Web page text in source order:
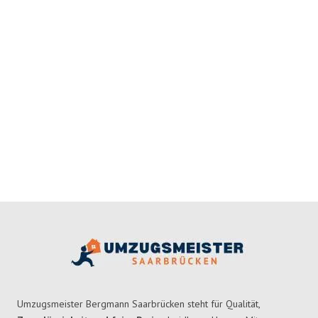
Umzugsmeister Bergmann Saarbrücken steht für Qualität,